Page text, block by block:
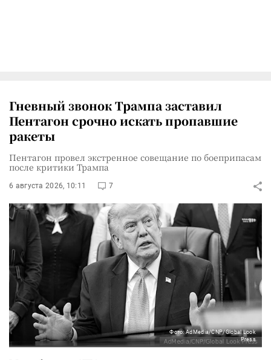
Гневный звонок Трампа заставил
Пентагон срочно искать пропавшие
ракеты
Пентагон провел экстренное совещание по боеприпасам
после критики Трампа
6 августа 2026, 10:11 7
Фото: AdMedia/CNP/Global Look
Press